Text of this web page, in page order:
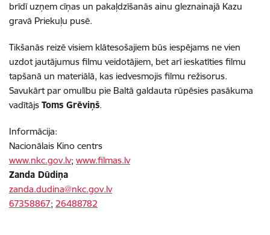
brīdī uzņem cīņas un pakaļdzīšanās ainu gleznainajā Kazu
gravā Priekuļu pusē.
Tikšanās reizē visiem klātesošajiem būs iespējams ne vien
uzdot jautājumus filmu veidotājiem, bet arī ieskatīties filmu
tapšanā un materiālā, kas iedvesmojis filmu režisorus.
Savukārt par omulību pie Baltā galdauta rūpēsies pasākuma
vadītājs Toms Grēviņš.
Informācija:
Nacionālais Kino centrs
www.nkc.gov.lv; www.filmas.lv
Zanda Dūdiņa
zanda.dudina@nkc.gov.lv
67358867; 26488782